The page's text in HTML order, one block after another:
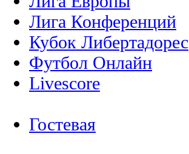
Лига Конференций
Кубок Либертадорес
Футбол Онлайн
Livescore
Гостевая